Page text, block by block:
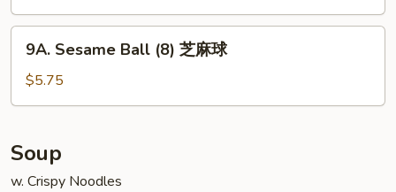
Sesame
Ball
(8)
麻
球
9A. Sesame Ball (8) 芝麻球
$5.75
Soup
w. Crispy Noodles